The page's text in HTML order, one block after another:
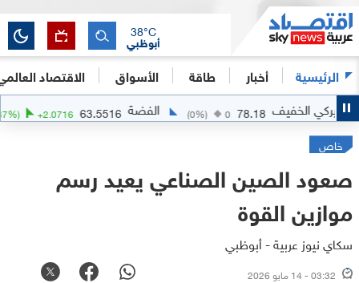
الرئيسية أخبار طاقة الأسواق الاقتصاد
أبوظبي
38°C
78.18
0
(0%) الفضة 63.5516
+2.0716
(+3.37%)
خاص
صعود الصين الصناعي يعيد رسم
موازين القوة
سكاي نيوز عربية - أبوظبي
03:32 - 14 مايو 2026